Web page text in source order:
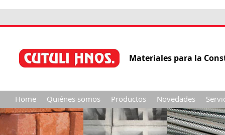
Materiales para la
Home Quiénes somos Productos Novedades